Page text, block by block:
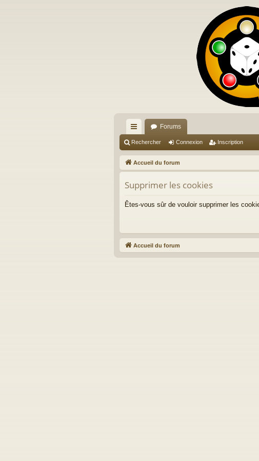
ac
co
ur
ci
s
Forums
Rechercher Connexion Inscription
Accueil du forum
Supprimer les cookies
Êtes-vous sûr de vouloir supprimer les
Accueil du forum